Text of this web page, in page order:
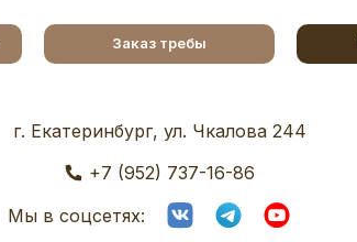
Заказ требы
г. Екатеринбург, ул. Чкалова 244
+7 (952) 737-16-86
Мы в соцсетях: